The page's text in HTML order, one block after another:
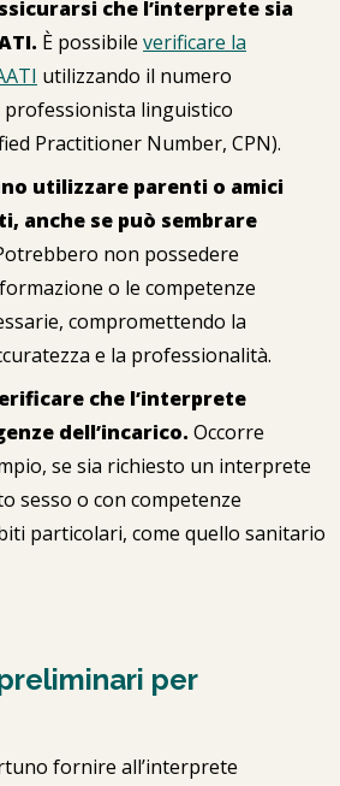
che l’interprete sia
È possibile verificare la
utilizzando il numero
professionista linguistico
Practitioner Number, CPN).
utilizzare parenti o amici
anche se può sembrare
non possedere
o le competenze
compromettendo la
e la professionalità.
che l’interprete
dell’incarico. Occorre
se sia richiesto un interprete
sesso o con competenze
particolari, come quello sanitario
per
fornire all’interprete